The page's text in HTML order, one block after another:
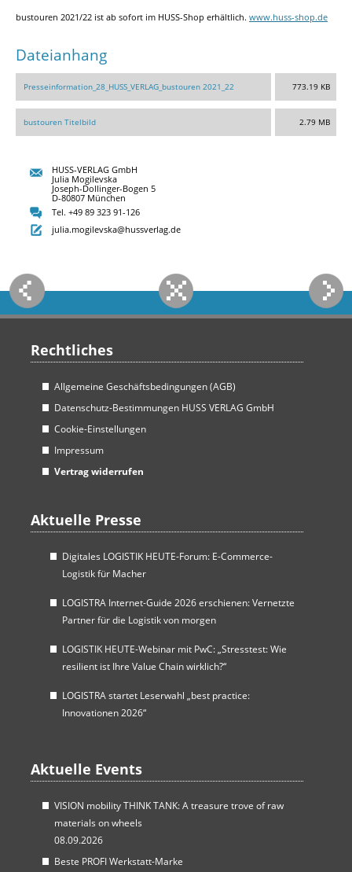
HUSS-VERLAG GmbH
Julia Mogilevska
Joseph-Dollinger-Bogen 5
D-80807 München
Tel. +49 89 323 91-126
julia.mogilevska@hussverlag.de
bustouren 2021/22 ist ab sofort im HUSS-Shop erhältlich. www.huss-shop.de
Dateianhang
Presseinformation_28_HUSS_VERLAG_bustouren 2021_22 773.19 KB
bustouren Titelbild 2.79 MB
Rechtliches
Allgemeine Geschäftsbedingungen (AGB)
Datenschutz-Bestimmungen HUSS VERLAG GmbH
Cookie-Einstellungen
Impressum
Vertrag widerrufen
Aktuelle Presse
Digitales LOGISTIK HEUTE-Forum: E-Commerce-
Logistik für Macher
LOGISTRA Internet-Guide 2026 erschienen: Vernetzte
Partner für die Logistik von morgen
LOGISTIK HEUTE-Webinar mit PwC: „Stresstest: Wie
resilient ist Ihre Value Chain wirklich?“
LOGISTRA startet Leserwahl „best practice:
Innovationen 2026“
Aktuelle Events
VISION mobility THINK TANK: A treasure trove of raw
materials on wheels
08.09.2026
Beste PROFI Werkstatt-Marke